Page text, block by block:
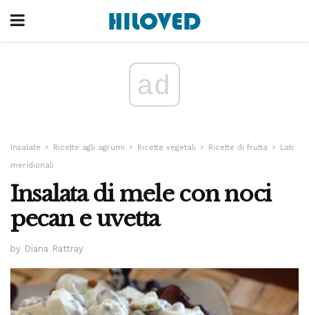
ad
Insalate Ricette agli agrumi Ricette vegetali Ricette di frutta
Lati
meridionali
Insalata di mele con noci
pecan e uvetta
by Diana Rattray